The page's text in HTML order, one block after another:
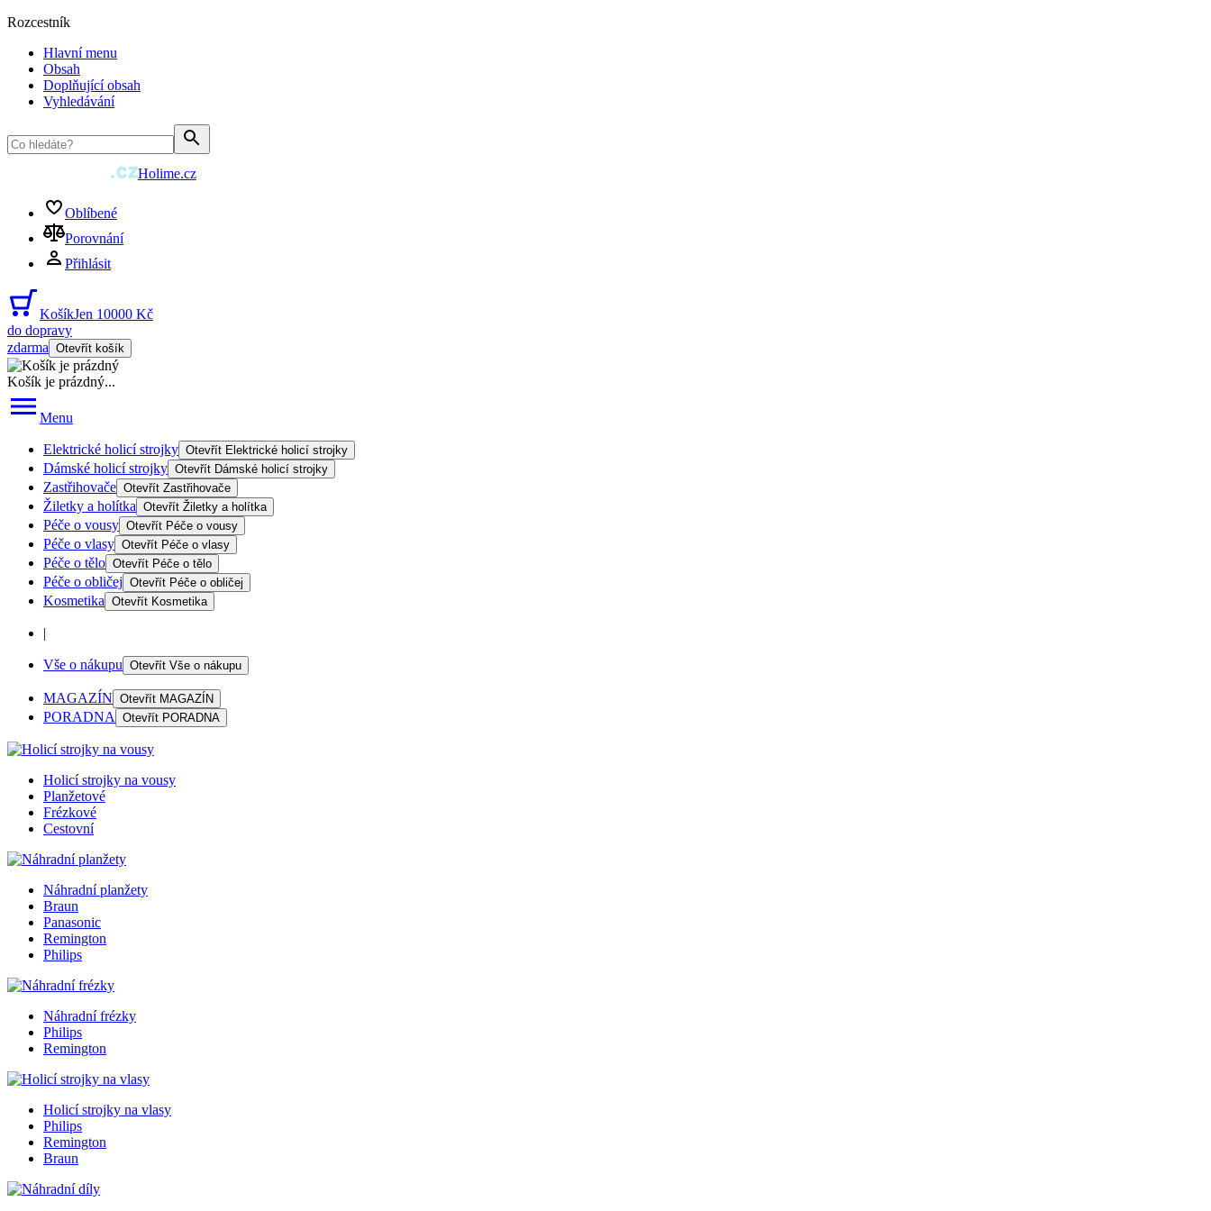
Rozcestník
Hlavní menu
Obsah
Doplňující obsah
Vyhledávání
Holime.cz
Oblíbené
Porovnání
Přihlásit
KošíkJen 10000 Kč
do dopravy
zdarma Otevřít košík
Košík je prázdný...
Menu
Elektrické holicí strojky Otevřít Elektrické holicí strojky
Dámské holicí strojky Otevřít Dámské holicí strojky
Zastřihovače Otevřít Zastřihovače
Žiletky a holítka Otevřít Žiletky a holítka
Péče o vousy Otevřít Péče o vousy
Péče o vlasy Otevřít Péče o vlasy
Péče o tělo Otevřít Péče o tělo
Péče o obličej Otevřít Péče o obličej
Kosmetika Otevřít Kosmetika
|
Vše o nákupu Otevřít Vše o nákupu
MAGAZÍN Otevřít MAGAZÍN
PORADNA Otevřít PORADNA
Holicí strojky na vousy
Planžetové
Frézkové
Cestovní
Náhradní planžety
Braun
Panasonic
Remington
Philips
Náhradní frézky
Philips
Remington
Holicí strojky na vlasy
Philips
Remington
Braun